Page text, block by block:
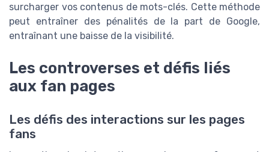
surcharger vos contenus de mots-clés. Cette méthode
peut entraîner des pénalités de la part de Google,
entraînant une baisse de la visibilité.
Les controverses et défis liés
aux fan pages
Les défis des interactions sur les pages
fans